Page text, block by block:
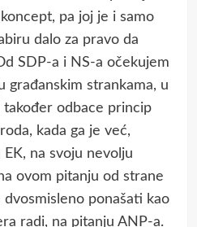
pa joj je i samo
dalo za pravo da
SDP-a i NS-a očekujem
građanskim strankama, u
odbace princip
kada ga je već,
na svoju nevolju
ovom pitanju od strane
ponašati kao
radi, na pitanju ANP-a.